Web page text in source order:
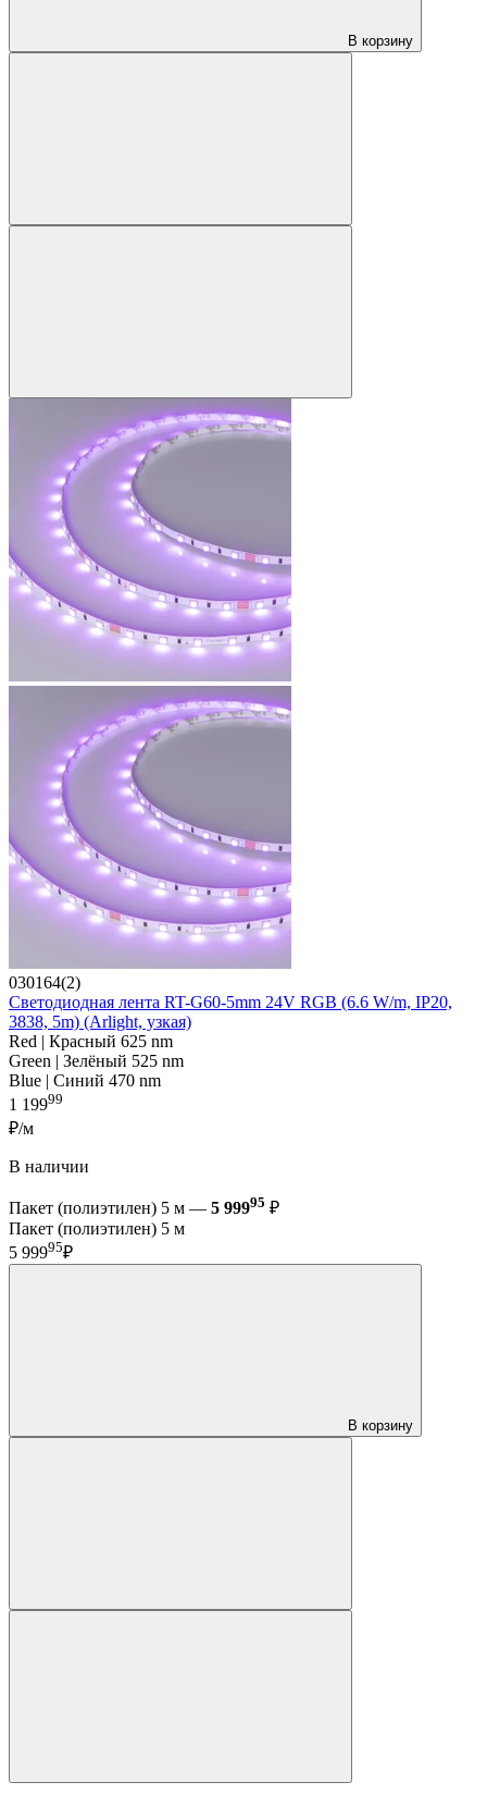
В корзину
030164(2)
Светодиодная лента RT-G60-5mm 24V RGB (6.6 W/m, IP20,
3838, 5m) (Arlight, узкая)
Red | Красный 625 nm
Green | Зелёный 525 nm
Blue | Синий 470 nm
1 19999
₽/м
В наличии
Пакет (полиэтилен) 5 м — 5 99995 ₽
Пакет (полиэтилен) 5 м
5 99995₽
В корзину